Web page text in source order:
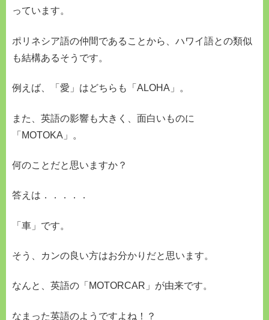
っています。
ポリネシア語の仲間であることから、ハワイ語との類似
も結構あるそうです。
例えば、「愛」はどちらも「ALOHA」。
また、英語の影響も大きく、面白いものに
「MOTOKA」。
何のことだと思いますか？
答えは．．．．．
「車」です。
そう、カンの良い方はお分かりだと思います。
なんと、英語の「MOTORCAR」が由来です。
なまった英語のようですよね！？